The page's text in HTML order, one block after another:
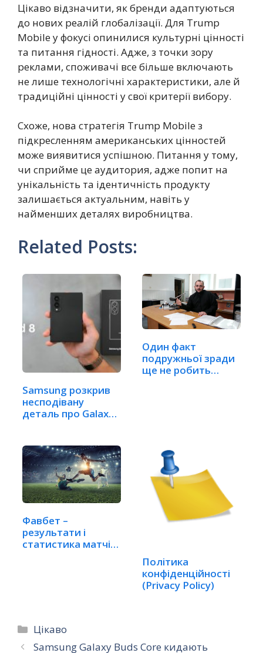
Цікаво відзначити, як бренди адаптуються
до нових реалій глобалізації. Для Trump
Mobile у фокусі опинилися культурні цінності
та питання гідності. Адже, з точки зору
реклами, споживачі все більше включають
не лише технологічні характеристики, але й
традиційні цінності у свої критерії вибору.
Схоже, нова стратегія Trump Mobile з
підкресленням американських цінностей
може виявитися успішною. Питання у тому,
чи сприйме це аудитория, адже попит на
унікальність та ідентичність продукту
залишається актуальним, навіть у
найменших деталях виробництва.
Related Posts:
Samsung розкрив
несподівану
деталь про Galaxy
Один факт
подружньої зради
ще не робить
Фавбет –
результати і
статистика матчів
Політика
конфіденційності
(Privacy Policy)
Категорії
Цікаво
Samsung Galaxy Buds Core кидають